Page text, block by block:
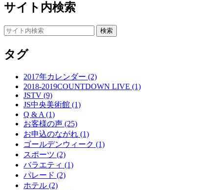
サイト内検索
タグ
2017年カレンダー (2)
2018-2019COUNTDOWN LIVE (1)
JSTV (9)
JS中央美術館 (1)
Q & A (1)
お客様の声 (25)
お申込のながれ (1)
ゴールデンウィーク (1)
スポーツ (2)
バラエティ (1)
パレード (2)
ホテル (2)